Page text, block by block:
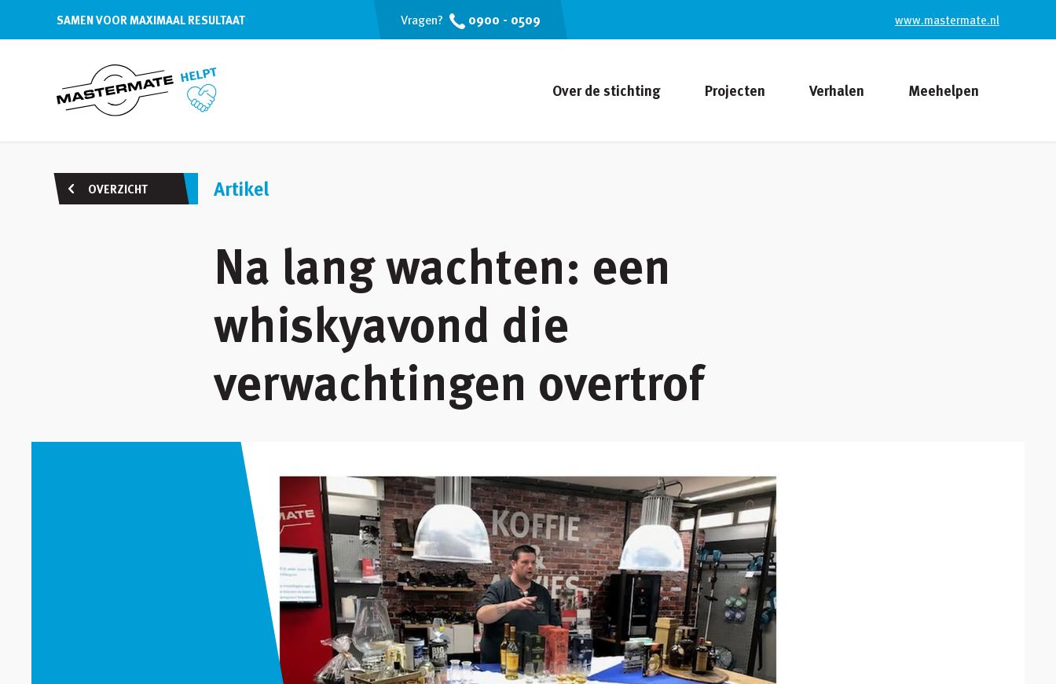
SAMEN VOOR MAXIMAAL RESULTAAT Vragen? 0900 - 0509 www.mastermate.nl
Over de stichting Projecten Verhalen Meehelpen
OVERZICHT Artikel
Na lang wachten: een
whiskyavond die
verwachtingen overtrof